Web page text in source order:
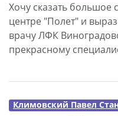
Хочу сказать большое
центре "Полет" и
врачу ЛФК
прекрасному
Климовский Павел